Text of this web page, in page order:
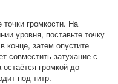
громкости. На
уровня, поставьте точку
конце, затем опустите
совместить затухание с
громкой до
под титр.